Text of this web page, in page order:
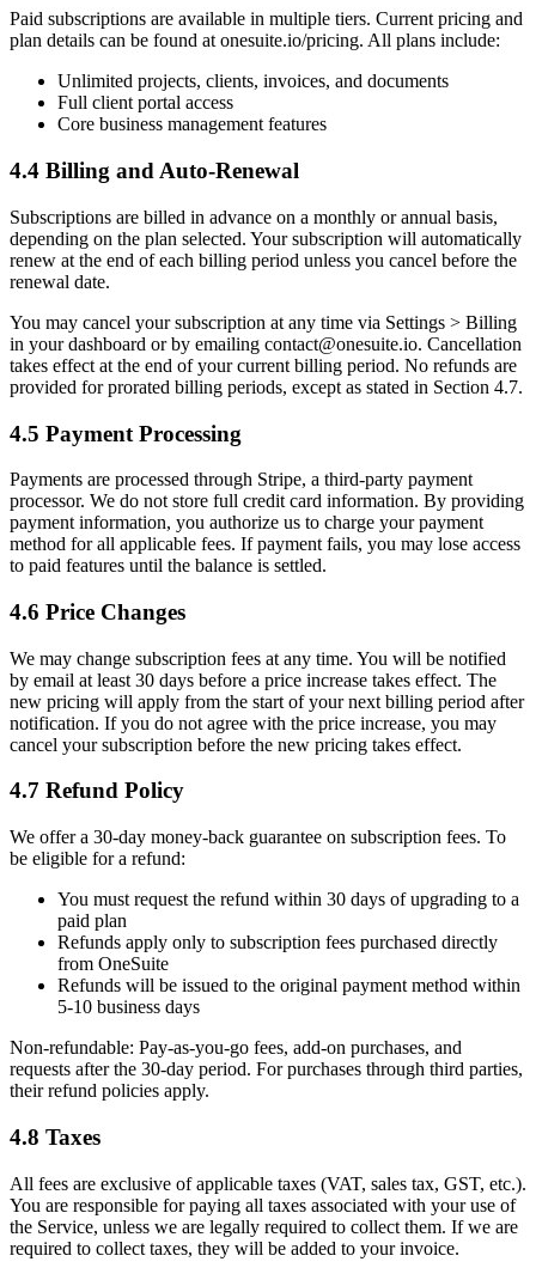
Paid subscriptions are available in multiple tiers. Current pricing and
plan details can be found at onesuite.io/pricing. All plans include:
Unlimited projects, clients, invoices, and documents
Full client portal access
Core business management features
4.4 Billing and Auto-Renewal
Subscriptions are billed in advance on a monthly or annual basis,
depending on the plan selected. Your subscription will automatically
renew at the end of each billing period unless you cancel before the
renewal date.
You may cancel your subscription at any time via Settings > Billing
in your dashboard or by emailing contact@onesuite.io. Cancellation
takes effect at the end of your current billing period. No refunds are
provided for prorated billing periods, except as stated in Section 4.7.
4.5 Payment Processing
Payments are processed through Stripe, a third-party payment
processor. We do not store full credit card information. By providing
payment information, you authorize us to charge your payment
method for all applicable fees. If payment fails, you may lose access
to paid features until the balance is settled.
4.6 Price Changes
We may change subscription fees at any time. You will be notified
by email at least 30 days before a price increase takes effect. The
new pricing will apply from the start of your next billing period after
notification. If you do not agree with the price increase, you may
cancel your subscription before the new pricing takes effect.
4.7 Refund Policy
We offer a 30-day money-back guarantee on subscription fees. To
be eligible for a refund:
You must request the refund within 30 days of upgrading to a
paid plan
Refunds apply only to subscription fees purchased directly
from OneSuite
Refunds will be issued to the original payment method within
5-10 business days
Non-refundable: Pay-as-you-go fees, add-on purchases, and
requests after the 30-day period. For purchases through third parties,
their refund policies apply.
4.8 Taxes
All fees are exclusive of applicable taxes (VAT, sales tax, GST, etc.).
You are responsible for paying all taxes associated with your use of
the Service, unless we are legally required to collect them. If we are
required to collect taxes, they will be added to your invoice.